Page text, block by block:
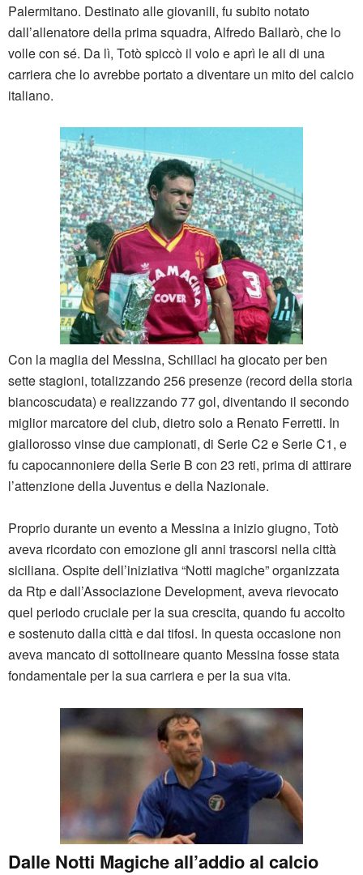
Palermitano. Destinato alle giovanili, fu subito notato
dall’allenatore della prima squadra, Alfredo Ballarò, che lo
volle con sé. Da lì, Totò spiccò il volo e aprì le ali di una
carriera che lo avrebbe portato a diventare un mito del calcio
italiano.
Con la maglia del Messina, Schillaci ha giocato per ben
sette stagioni, totalizzando 256 presenze (record della storia
biancoscudata) e realizzando 77 gol, diventando il secondo
miglior marcatore del club, dietro solo a Renato Ferretti. In
giallorosso vinse due campionati, di Serie C2 e Serie C1, e
fu capocannoniere della Serie B con 23 reti, prima di attirare
l’attenzione della Juventus e della Nazionale.
Proprio durante un evento a Messina a inizio giugno, Totò
aveva ricordato con emozione gli anni trascorsi nella città
siciliana. Ospite dell’iniziativa “Notti magiche” organizzata
da Rtp e dall’Associazione Development, aveva rievocato
quel periodo cruciale per la sua crescita, quando fu accolto
e sostenuto dalla città e dai tifosi. In questa occasione non
aveva mancato di sottolineare quanto Messina fosse stata
fondamentale per la sua carriera e per la sua vita.
Dalle Notti Magiche all’addio al calcio